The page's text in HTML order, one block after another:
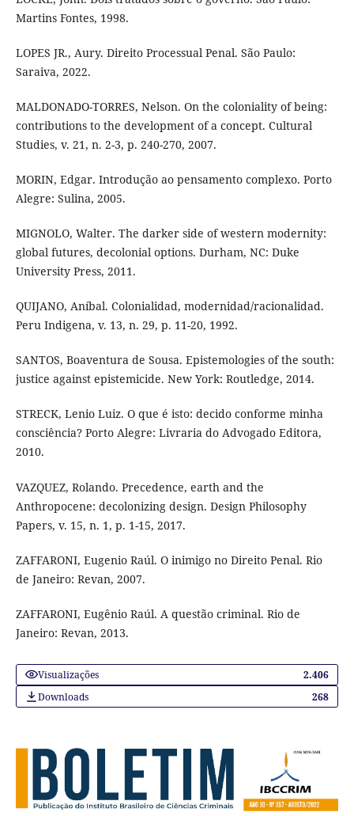
Martins Fontes, 1998.
LOPES JR., Aury. Direito Processual Penal. São Paulo:
Saraiva, 2022.
MALDONADO-TORRES, Nelson. On the coloniality of being:
contributions to the development of a concept. Cultural
Studies, v. 21, n. 2-3, p. 240-270, 2007.
MORIN, Edgar. Introdução ao pensamento complexo. Porto
Alegre: Sulina, 2005.
MIGNOLO, Walter. The darker side of western modernity:
global futures, decolonial options. Durham, NC: Duke
University Press, 2011.
QUIJANO, Aníbal. Colonialidad, modernidad/racionalidad.
Peru Indigena, v. 13, n. 29, p. 11-20, 1992.
SANTOS, Boaventura de Sousa. Epistemologies of the south:
justice against epistemicide. New York: Routledge, 2014.
STRECK, Lenio Luiz. O que é isto: decido conforme minha
consciência? Porto Alegre: Livraria do Advogado Editora,
2010.
VAZQUEZ, Rolando. Precedence, earth and the
Anthropocene: decolonizing design. Design Philosophy
Papers, v. 15, n. 1, p. 1-15, 2017.
ZAFFARONI, Eugenio Raúl. O inimigo no Direito Penal. Rio
de Janeiro: Revan, 2007.
ZAFFARONI, Eugênio Raúl. A questão criminal. Rio de
Janeiro: Revan, 2013.
Visualizações
2.406
Downloads
268